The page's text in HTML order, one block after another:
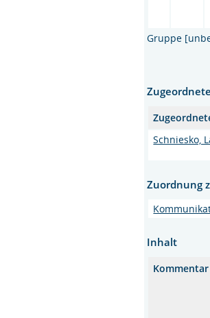
Gruppe
Schniesko,
Zuordnung
Inhalt
Kommentar